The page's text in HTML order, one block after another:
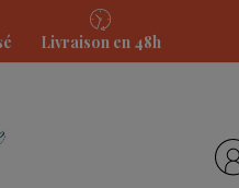
Livraison en 48h